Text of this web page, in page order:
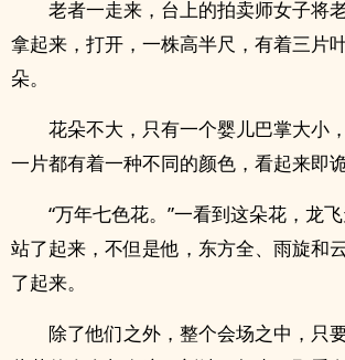
老者一走来，台上的拍卖师女子将
拿起来，打开，一株高半尺，有着三片
朵。
花朵不大，只有一个婴儿巴掌大小
一片都有着一种不同的颜色，看起来即
“万年七色花。”一看到这朵花，龙
站了起来，不但是他，东方全、雨旋和
了起来。
除了他们之外，整个会场之中，只